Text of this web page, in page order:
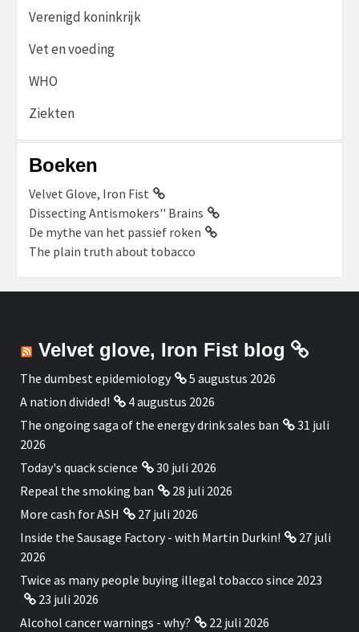
Verenigd koninkrijk
Vet en voeding
WHO
Ziekten
Boeken
Velvet Glove, Iron Fist
Dissecting Antismokers'' Brains
De mythe van het passief roken
The plain truth about tobacco
Velvet glove, Iron Fist blog
The dumbest epidemiology
5 augustus 2026
A nation divided!
4 augustus 2026
The ongoing saga of the energy drink sales ban
31 juli
2026
Today's quack science
30 juli 2026
Repeal the smoking ban
28 juli 2026
More cash for ASH
27 juli 2026
Inside the Sausage Factory - with Martin Durkin!
27 juli
2026
Twice as many people buying illegal tobacco since 2023
23 juli 2026
Alcohol cancer warnings - why?
22 juli 2026